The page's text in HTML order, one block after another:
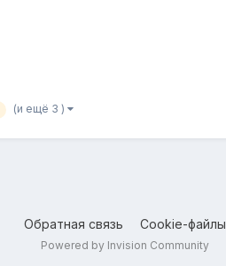
(и ещё 3 )
Обратная связь Cookie-файлы
Powered by Invision Community